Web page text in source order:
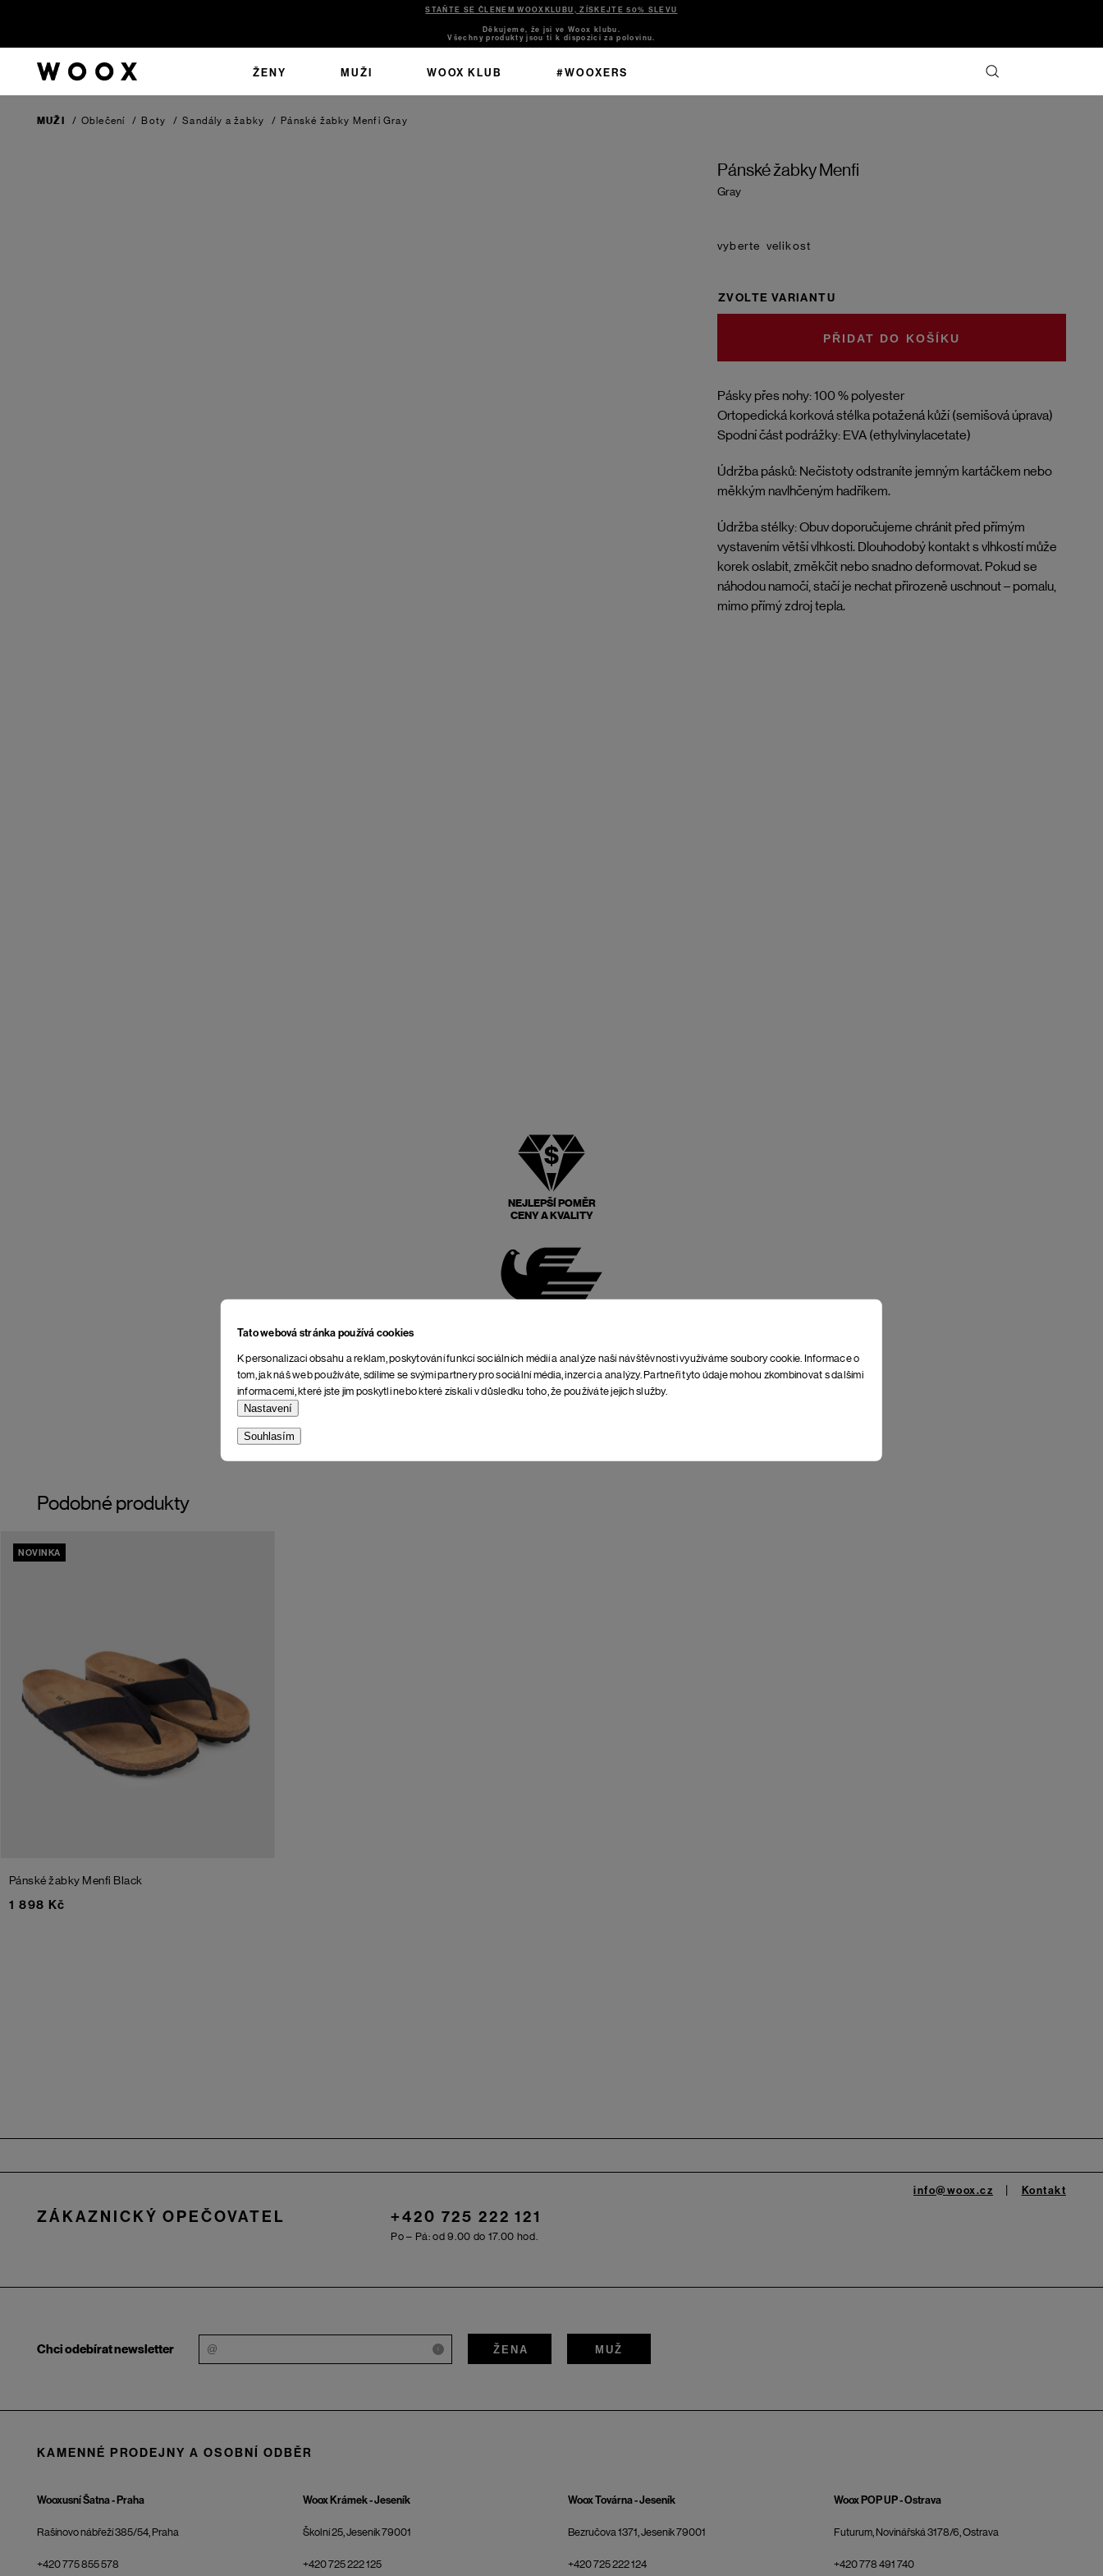
Tato webová stránka používá cookies
K personalizaci obsahu a reklam, poskytování funkcí sociálních médií a analýze naší návštěvnosti využíváme soubory cookie. Informace o
tom, jak náš web používáte, sdílíme se svými partnery pro sociální média, inzerci a analýzy. Partneři tyto údaje mohou zkombinovat s dalšími
informacemi, které jste jim poskytli nebo které získali v důsledku toho, že používáte jejich služby.
Nastavení
Souhlasím
STAŇTE SE ČLENEM WOOXKLUBU, ZÍSKEJTE 50% SLEVU
Děkujeme, že jsi ve Woox klubu.
Všechny produkty jsou ti k dispozici za polovinu.
ŽENY MUŽI WOOX KLUB #WOOXERS
MUŽI / Oblečení / Boty / Sandály a žabky / Pánské žabky MenfiGray
Pánské žabky Menfi
Gray
Pásky přes nohy: 100 % polyester
Ortopedická korková stélka potažená kůží (semišová úprava)
Spodní část podrážky: EVA (ethylvinylacetate)
Údržba pásků: Nečistoty odstraníte jemným kartáčkem nebo
měkkým navlhčeným hadříkem.
Údržba stélky: Obuv doporučujeme chránit před přímým
vystavením větší vlhkosti. Dlouhodobý kontakt s vlhkostí může
korek oslabit, změkčit nebo snadno deformovat. Pokud se
náhodou namočí, stačí je nechat přirozeně uschnout – pomalu,
mimo přímý zdroj tepla.
velikost
ZVOLTE VARIANTU
DO KOŠÍKU
NEJLEPŠÍ POMĚR
CENY A KVALITY
Podobné produkty
NOVINKA
Pánské žabky Menfi Black
1 898 Kč
ZÁKAZNICKÝ OPEČOVATEL +420 725 222 121
Po – Pá: od 9.00 do 17.00 hod.
info@woox.cz Kontakt
Chci odebírat newsletter i ŽENA MUŽ
KAMENNÉ PRODEJNY A OSOBNÍ ODBĚR
Wooxusní Šatna - Praha
Rašínovo nábřeží 385/54, Praha
+420 775 855 578
Woox Krámek - Jeseník
Školní 25, Jeseník 79001
+420 725 222 125
Woox Továrna - Jeseník
Bezručova 1371, Jeseník 79001
+420 725 222 124
Woox POP UP - Ostrava
Futurum, Novinářská 3178/6, Ostrava
+420 778 491 740